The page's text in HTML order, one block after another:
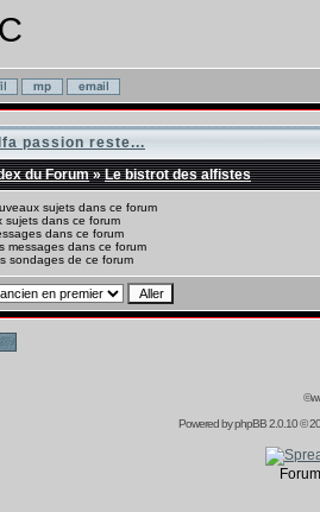
passion reste...
du Forum»Le bistrot des alfistes
sujets dans ce forum
sujets dans ce forum
dans ce forum
messages dans ce forum
sondages de ce forum
Powered byphpBB2.0.10 ©